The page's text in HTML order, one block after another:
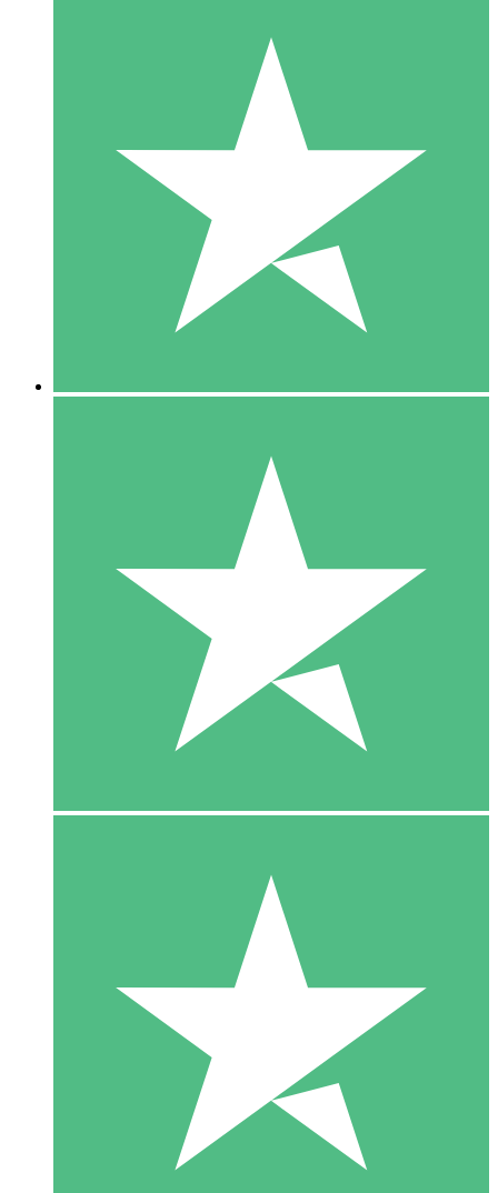
Packs de Crédits Individuels
Payez à l'utilisation avec des crédits de téléchargement. Sans
1 Téléchargement
10 00
10 Téléchargements
20 00